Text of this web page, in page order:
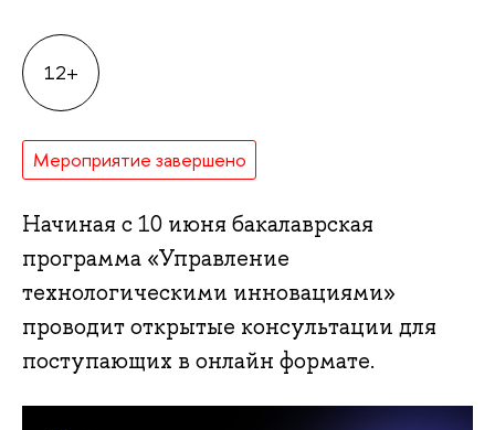
12+
Мероприятие завершено
Начиная с 10 июня бакалаврская
программа «Управление
технологическими инновациями»
проводит открытые консультации для
поступающих в онлайн формате.